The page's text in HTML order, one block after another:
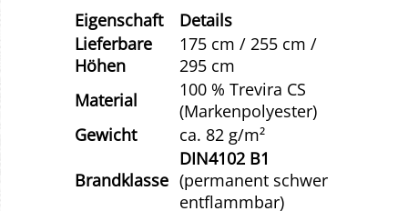
Eigenschaft
Details
Lieferbare
Höhen
175 cm / 255 cm /
295 cm
Material
100 % Trevira CS
(Markenpolyester)
Gewicht
ca. 82 g/m²
Brandklasse
DIN4102 B1
(permanent schwer
entflammbar)